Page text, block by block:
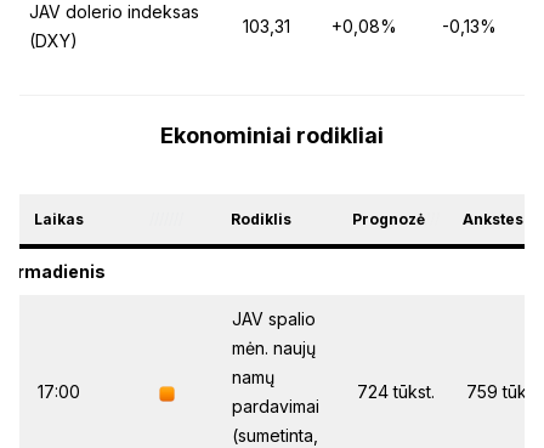
JAV dolerio indeksas
(DXY)
103,31 +0,08% -0,13%
Ekonominiai rodikliai
Laikas Rodiklis Prognozė///
Pirmadienis
17:00
JAV spalio
mėn. naujų
namų
pardavimai
(sumetinta,
724 tūkst. 759 tūkst.